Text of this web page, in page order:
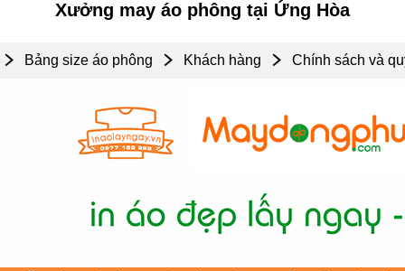
Xưởng may áo phông tại Ứng Hòa
Bảng size áo phông Khách hàng Chính sách và